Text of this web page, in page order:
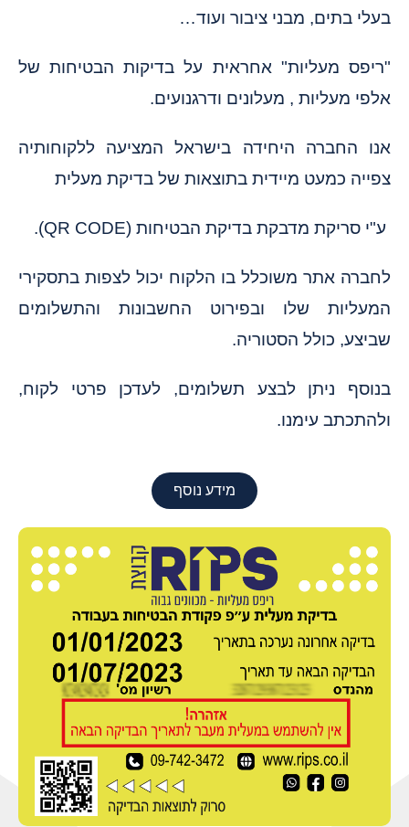
בעלי בתים, מבני ציבור ועוד…
"ריפס מעליות" אחראית על בדיקות הבטיחות של
אלפי מעליות , מעלונים ודרגנועים.
אנו החברה היחידה בישראל המציעה ללקוחותיה
צפייה כמעט מיידית בתוצאות של בדיקת מעלית
ע"י סריקת מדבקת בדיקת הבטיחות (QR CODE).
לחברה אתר משוכלל בו הלקוח יכול לצפות בתסקירי
המעליות שלו ובפירוט החשבונות והתשלומים
שביצע, כולל הסטוריה.
בנוסף ניתן לבצע תשלומים, לעדכן פרטי לקוח,
ולהתכתב עימנו.
מידע נוסף